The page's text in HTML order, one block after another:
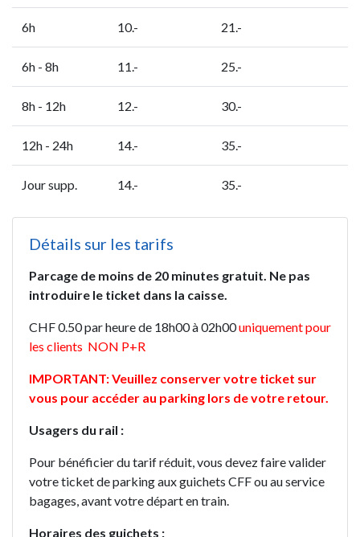
6h 10.- 21.-
6h - 8h 11.- 25.-
8h - 12h 12.- 30.-
12h - 24h 14.- 35.-
Jour supp. 14.- 35.-
Détails sur les tarifs
Parcage de moins de 20 minutes gratuit. Ne pas
introduire le ticket dans la caisse.
CHF 0.50 par heure de 18h00 à 02h00uniquement pour
les clients NON P+R
IMPORTANT: Veuillez conserver votre ticket sur
vous pour accéder au parking lors de votre retour.
Usagers du rail :
Pour bénéficier du tarif réduit, vous devez faire valider
votre ticket de parking aux guichets CFF ou au service
bagages, avant votre départ en train.
Horaires des guichets :